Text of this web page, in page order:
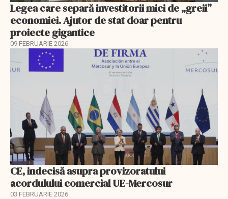
Legea care separă investitorii mici de „greii”
economiei. Ajutor de stat doar pentru
proiecte gigantice
09 FEBRUARIE 2026
CE, indecisă asupra provizoratului
acordulului comercial UE-Mercosur
03 FEBRUARIE 2026